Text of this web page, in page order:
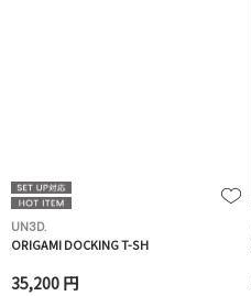
UN3D.
ORIGAMI DOCKING T-SH
35,200 円